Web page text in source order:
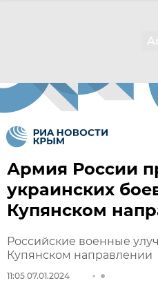
Армия России
украинских
Купянском
Российские военные
Купянском направлении
11:05 07.01.2024